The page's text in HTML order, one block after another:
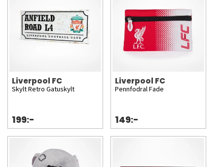
Liverpool FC
Skylt Retro Gatuskylt
199:-
Liverpool FC
Pennfodral Fade
149:-